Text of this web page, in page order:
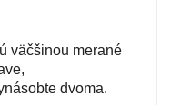
väčšinou merané
dvoma.